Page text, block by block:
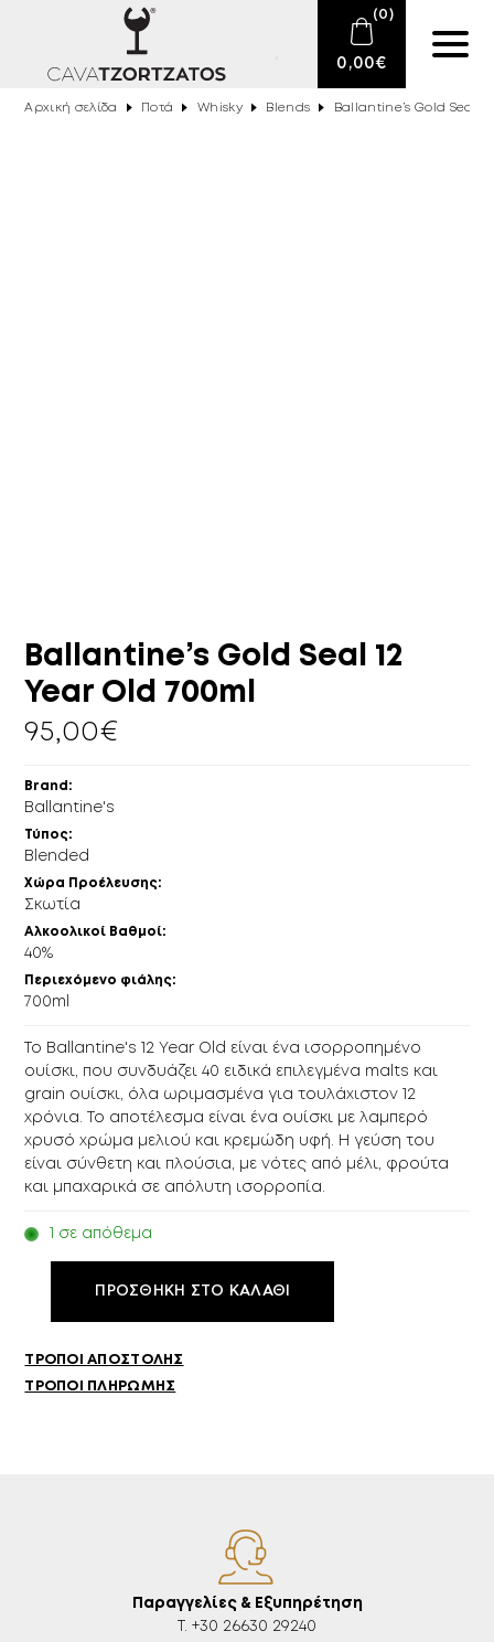
(0)
0,00€
Αρχική σελίδα Ποτά Whisky Blends Ballantine’s Gold Seal
Ballantine’s Gold Seal 12
Year Old 700ml
95,00€
Brand:
Ballantine's
Τύπος:
Blended
Xώρα Προέλευσης:
Σκωτία
Αλκοολικοί Βαθμοί:
40%
Περιεχόμενο φιάλης:
700ml
Το Ballantine's 12 Year Old είναι ένα ισορροπημένο
ουίσκι, που συνδυάζει 40 ειδικά επιλεγμένα malts και
grain ουίσκι, όλα ωριμασμένα για τουλάχιστον 12
χρόνια. Το αποτέλεσμα είναι ένα ουίσκι με λαμπερό
χρυσό χρώμα μελιού και κρεμώδη υφή. Η γεύση του
είναι σύνθετη και πλούσια, με νότες από μέλι, φρούτα
και μπαχαρικά σε απόλυτη ισορροπία.
1 σε απόθεμα
ΠΡΟΣΘΉΚΗ ΣΤΟ ΚΑΛΆΘΙ
ΤΡΌΠΟΙ ΑΠΟΣΤΟΛΉΣ
ΤΡΌΠΟΙ ΠΛΗΡΩΜΉΣ
Παραγγελίες & Εξυπηρέτηση
Τ. +30 26630 29240